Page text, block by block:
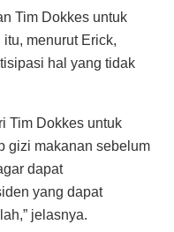
Tim Dokkes untuk
menurut Erick,
hal yang tidak
Tim Dokkes untuk
gizi makanan sebelum
dapat
yang dapat
jelasnya.